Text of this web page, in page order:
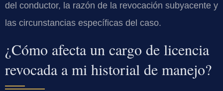
del conductor, la razón de la revocación subyacente y
las circunstancias específicas del caso.
¿Cómo afecta un cargo de licencia
revocada a mi historial de manejo?